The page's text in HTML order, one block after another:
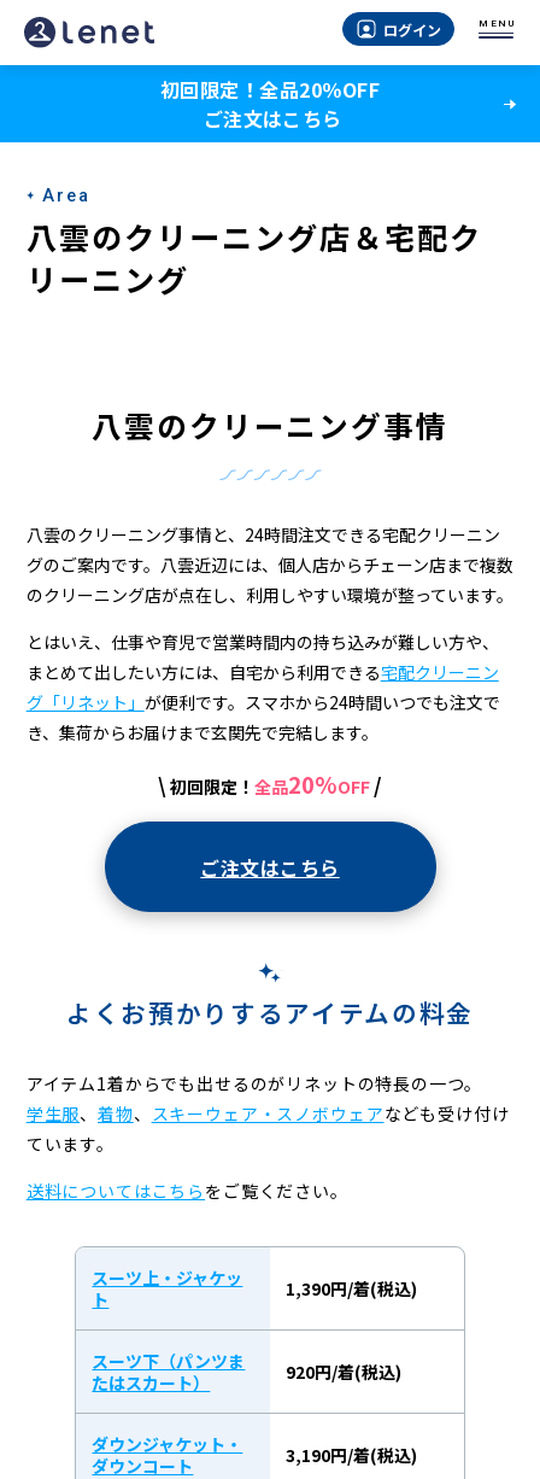
八
雲
ク
リ
ー
配
ク
リ
ー
ニ
ログイン MENU
初回限定！全品20％OFF
ご注文はこちら
Area
八雲のクリーニング店＆宅配ク
リーニング
八雲のクリーニング事情
八雲のクリーニング事情と、24時間注文できる宅配クリーニン
グのご案内です。八雲近辺には、個人店からチェーン店まで複数
のクリーニング店が点在し、利用しやすい環境が整っています。
とはいえ、仕事や育児で営業時間内の持ち込みが難しい方や、
まとめて出したい方には、自宅から利用できる宅配クリーニン
グ「リネット」 が便利です。スマホから24時間いつでも注文で
き、集荷からお届けまで玄関先で完結します。
\ 初回限定！ 全品20%OFF /
ご注文はこちら
よくお預かりするアイテムの料金
アイテム1着からでも出せるのがリネットの特長の一つ。
学生服、着物、 スキーウェア・スノボウェアなども受け付け
ています。
送料についてはこちら をご覧ください。
スーツ上・ジャケッ
ト
1,390円/着(税込)
スーツ下（パンツま
たはスカート）
920円/着(税込)
ダウンジャケット・
ダウンコート
3,190円/着(税込)